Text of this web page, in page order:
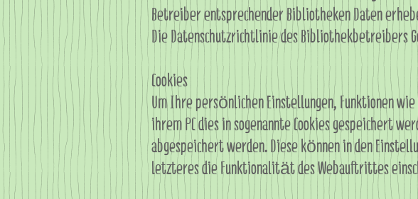
Betreiber entsprechender Bibliotheken Daten
Die Datenschutzrichtlinie des Bibliothekbetreibers
Cookies
Um Ihre persönlichen Einstellungen, Funktionen
ihrem PC dies in sogenannte Cookies gespeichert
abgespeichert werden. Diese können in den
letzteres die Funktionalität des Webauftrittes